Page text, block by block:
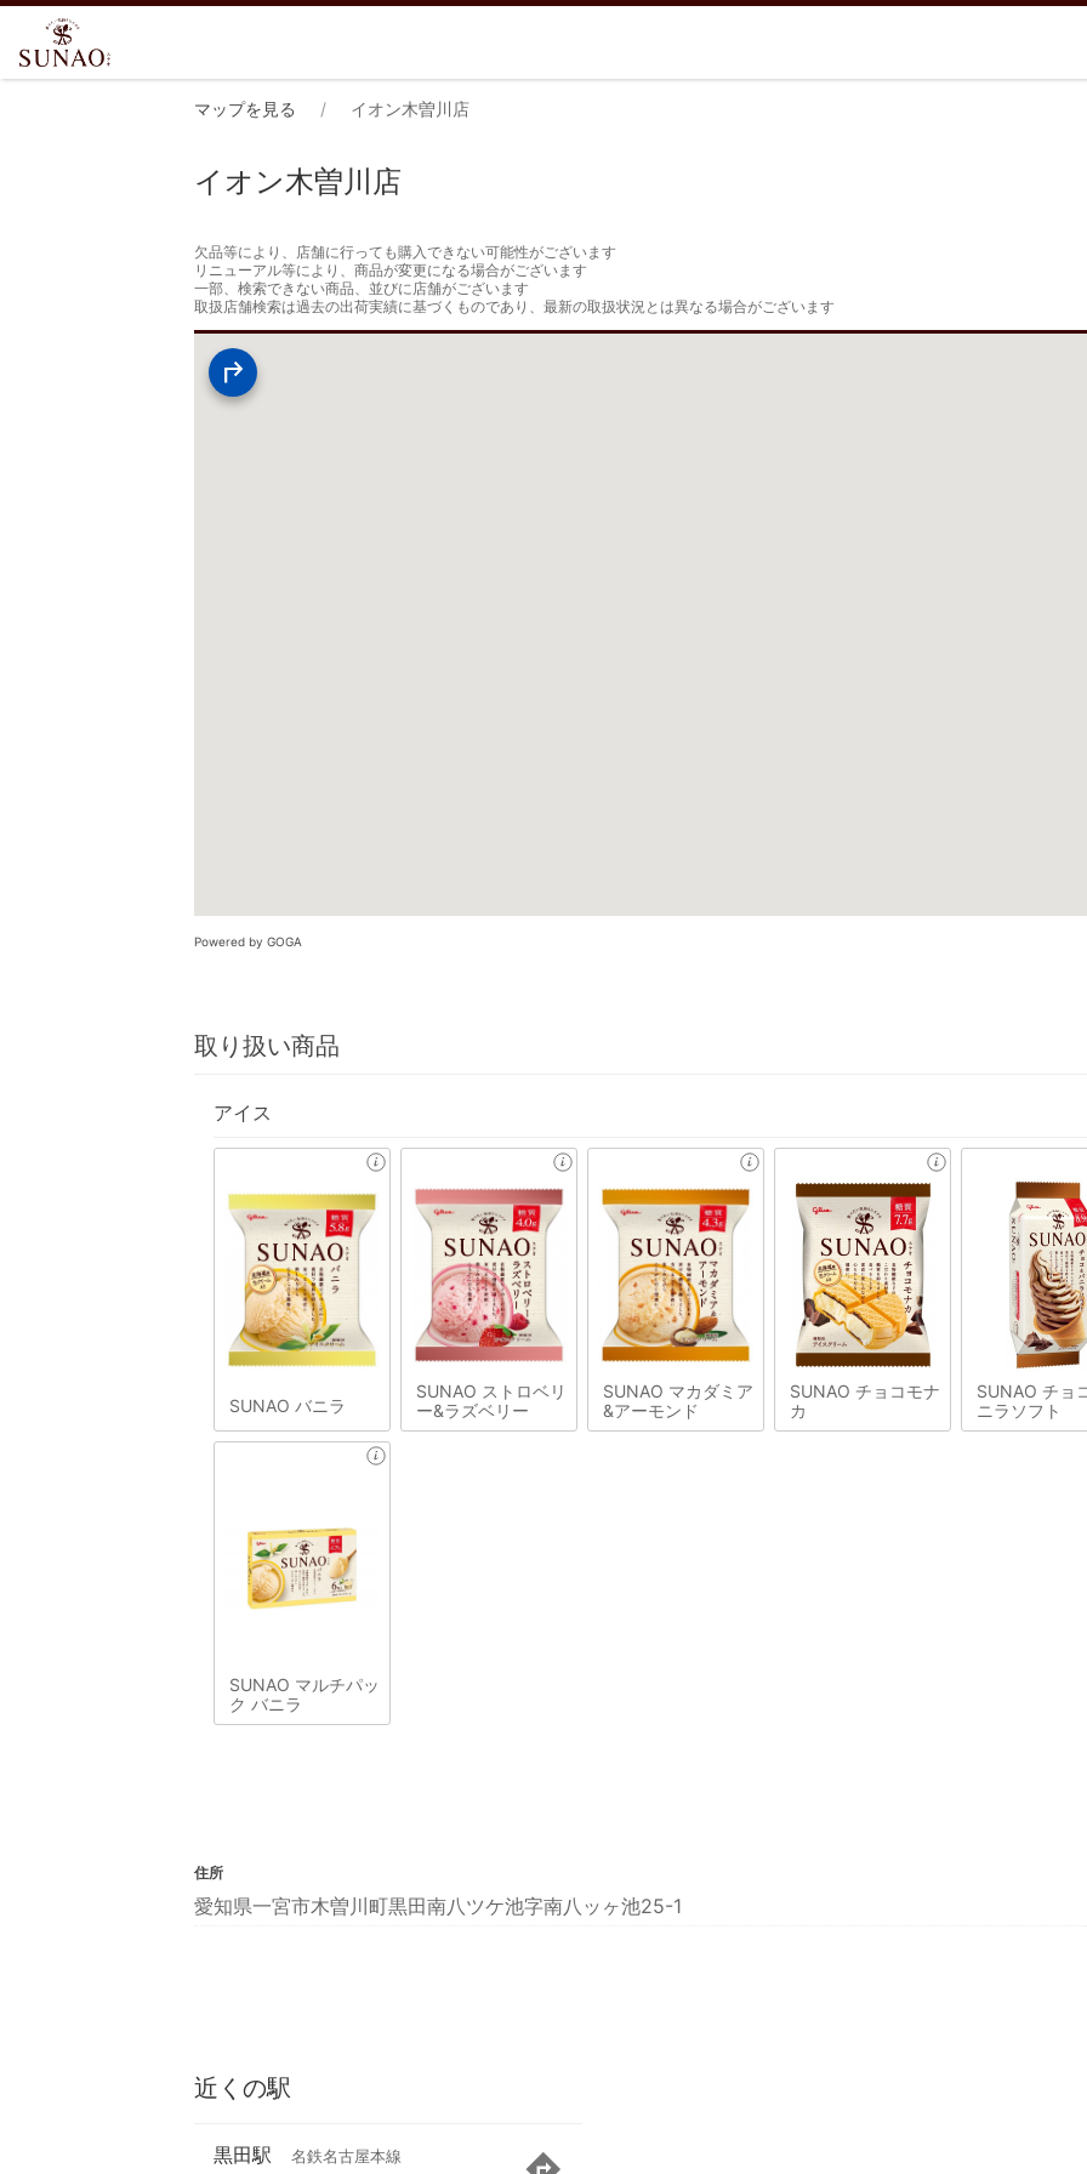
マップを見る イオン木曽川店
イオン木曽川店
欠品等により、店舗に行っても購入できない可能性がございます
リニューアル等により、商品が変更になる場合がございます
一部、検索できない商品、並びに店舗がございます
取扱店舗検索は過去の出荷実績に基づくものであり、最新の取扱状況とは異なる場合がございます
Powered by GOGA
取り扱い商品
アイス
SUNAO バニラ
SUNAO ストロベリ
ー&ラズベリー
SUNAO マカダミア
&アーモンド
SUNAO チョコモナ
カ
SUNAO チョ
ニラソフト
SUNAO マルチパッ
ク バニラ
住所
愛知県一宮市木曽川町黒田南八ツケ池字南八ッヶ池25-1
近くの駅
黒田駅 名鉄名古屋本線